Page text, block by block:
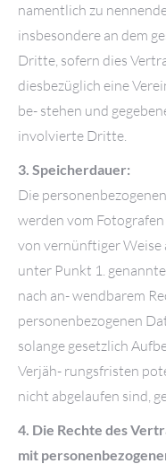
namentlich zu
insbesondere an dem
Dritte, sofern dies
diesbezüglich eine
be- stehen und
involvierte Dritte.
3. Speicherdauer:
Die
werden vom
von vernünftiger Weise
unter Punkt 1.
nach an- wendbarem
personenbezogenen
solange gesetzlich
Verjäh- rungsfristen
nicht abgelaufen sind,
4. Die Rechte des
mit